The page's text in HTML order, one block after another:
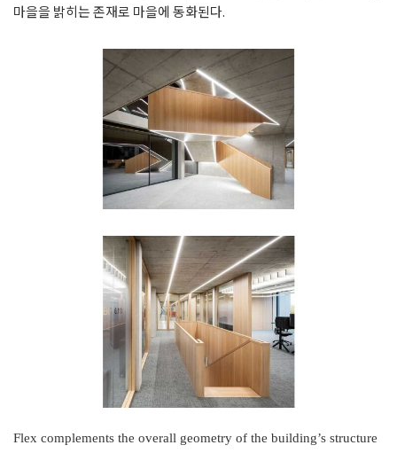
마을을 밝히는 존재로 마을에 동화된다.
Flex complements the overall geometry of the building’s structure